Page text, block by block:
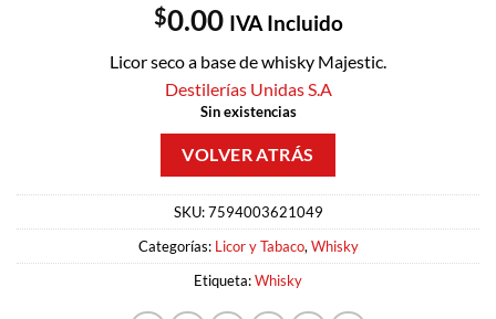
$0.00 IVA Incluido
Licor seco a base de whisky Majestic.
Destilerías Unidas S.A
Sin existencias
SKU:7594003621049
Categorías: Licor y Tabaco, Whisky
Etiqueta:Whisky